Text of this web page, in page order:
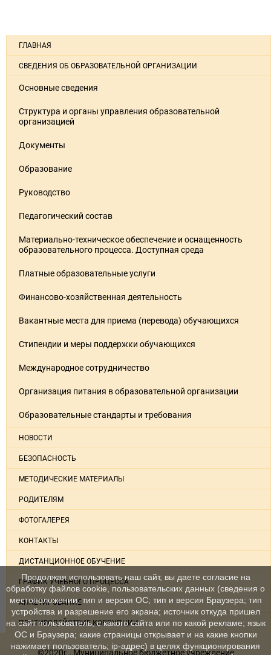
ГЛАВНАЯ
СВЕДЕНИЯ ОБ ОБРАЗОВАТЕЛЬНОЙ ОРГАНИЗАЦИИ
Основные сведения
Структура и органы управления образовательной
организацией
Документы
Образование
Руководство
Педагогический состав
Материально-техническое обеспечение и оснащенность
образовательного процесса. Доступная среда
Платные образовательные услуги
Финансово-хозяйственная деятельность
Вакантные места для приема (перевода) обучающихся
Стипендии и меры поддержки обучающихся
Международное сотрудничество
Организация питания в образовательной организации
Образовательные стандарты и требования
НОВОСТИ
БЕЗОПАСНОСТЬ
МЕТОДИЧЕСКИЕ МАТЕРИАЛЫ
РОДИТЕЛЯМ
ФОТОГАЛЕРЕЯ
КОНТАКТЫ
ДИСТАНЦИОННОЕ ОБУЧЕНИЕ
ГРАФИК УЧЕБНОГО ПРОЦЕССА
АНКЕТИРОВАНИЕ
ПРОТИВОДЕЙСТВИЕ КОРРУПЦИИ
©2020г., Муниципальное бюджетное учреждение
Продолжая использовать наш сайт, вы даете согласие на
обработку файлов cookie, пользовательских данных (сведения о
местоположении; тип и версия ОС; тип и версия Браузера; тип
устройства и разрешение его экрана; источник откуда пришел
на сайт пользователь; с какого сайта или по какой рекламе; язык
ОС и Браузера; какие страницы открывает и на какие кнопки
нажимает пользователь; ip-адрес) в целях функционирования